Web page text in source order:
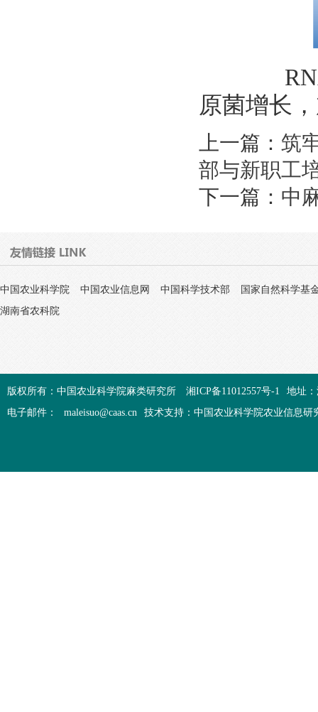
RNA
原菌增长
上一篇： 筑
部与新职工
下一篇： 中
中国农业科学院 中国农业信息网 中国科学技术部
国家自然科学基
湖南省农科院
版权所有：中国农业科学院麻类研究所 湘ICP备11012557号-1
地址
电子邮件：
maleisuo@caas.cn 技术支持：中国农业科学院农业信息研